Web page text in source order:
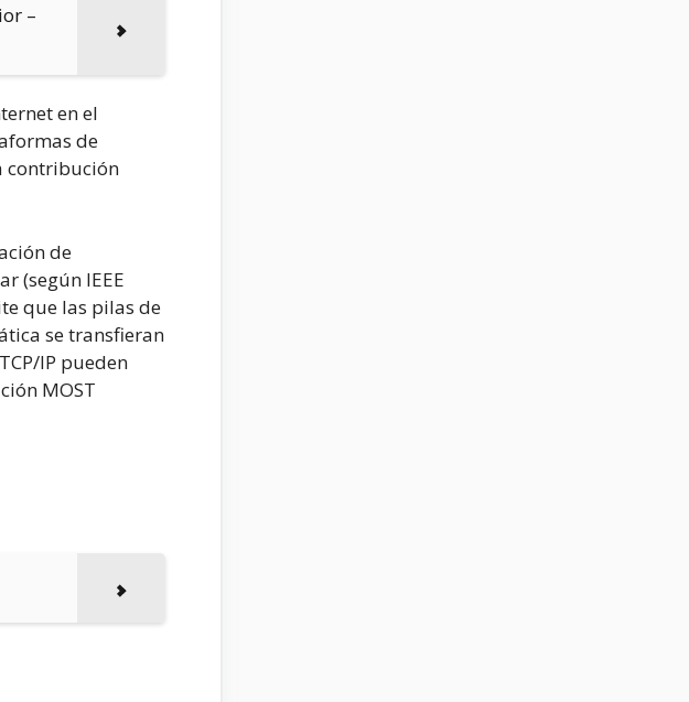
–
en el
de
contribución
de
(según IEEE
que las pilas de
se transfieran
IP pueden
MOST